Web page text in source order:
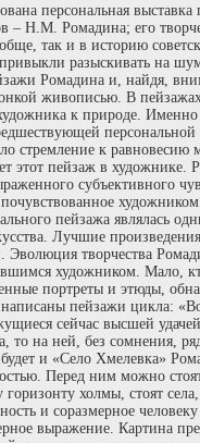
персональная выставка
– Н.М. Ромадина; его
так и в историю
разыскивать на
Ромадина и, найдя,
живописью. В
к природе.
персональной
стремление к
этот пейзаж в художнике.
субъективного
пейзажа являлась
Лучшие
творчества
художником. Мало,
портреты и этюды,
пейзажи цикла:
сейчас высшей
то на ней, без сомнения,
и «Село Хмелевка»
Перед ним можно
холмы, стоят села,
и соразмерное
выражение. Картина